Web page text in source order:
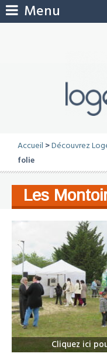
Menu
Accueil >Découvrez
folie
Les
Cliquez ici